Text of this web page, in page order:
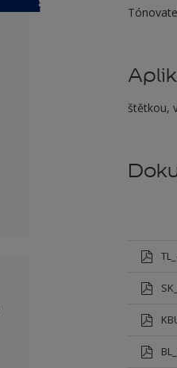
štětkou,